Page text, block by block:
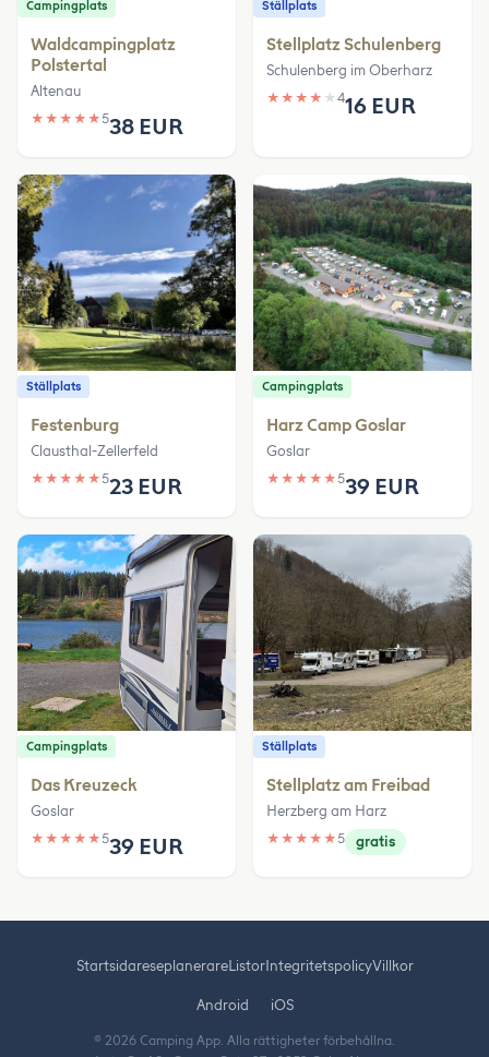
Campingplats
Waldcampingplatz
Polstertal
Altenau
★ ★ ★ ★ ★538 EUR
Ställplats
Stellplatz Schulenberg
Schulenberg im Oberharz
★ ★ ★ ★ ★ 416 EUR
Ställplats
Festenburg
Clausthal-Zellerfeld
★ ★ ★ ★ ★523 EUR
Campingplats
Harz Camp Goslar
Goslar
★ ★ ★ ★ ★539 EUR
Campingplats
Das Kreuzeck
Goslar
★ ★ ★ ★ ★539 EUR
Ställplats
Stellplatz am Freibad
Herzberg am Harz
★ ★ ★ ★ ★5 gratis
StartsidareseplanerareListorIntegritetspolicyVillkor
Android iOS
© 2026 Camping App. Alla rättigheter förbehållna.